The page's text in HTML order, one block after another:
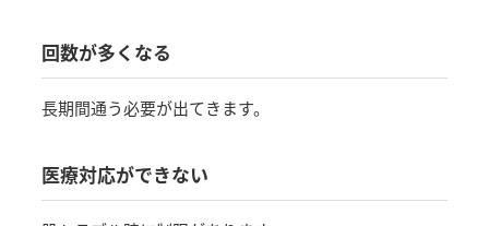
回数が多くなる
長期間通う必要が出てきます。
医療対応ができない